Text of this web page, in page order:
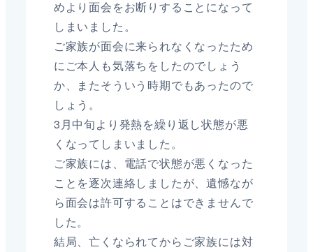
めより面会をお断りすることになって
しまいました。
ご家族が面会に来られなくなったため
にご本人も気落ちをしたのでしょう
か、またそういう時期でもあったので
しょう。
3月中旬より発熱を繰り返し状態が悪
くなってしまいました。
ご家族には、電話で状態が悪くなった
ことを逐次連絡しましたが、遺憾なが
ら面会は許可することはできませんで
した。
結局、亡くなられてからご家族には対